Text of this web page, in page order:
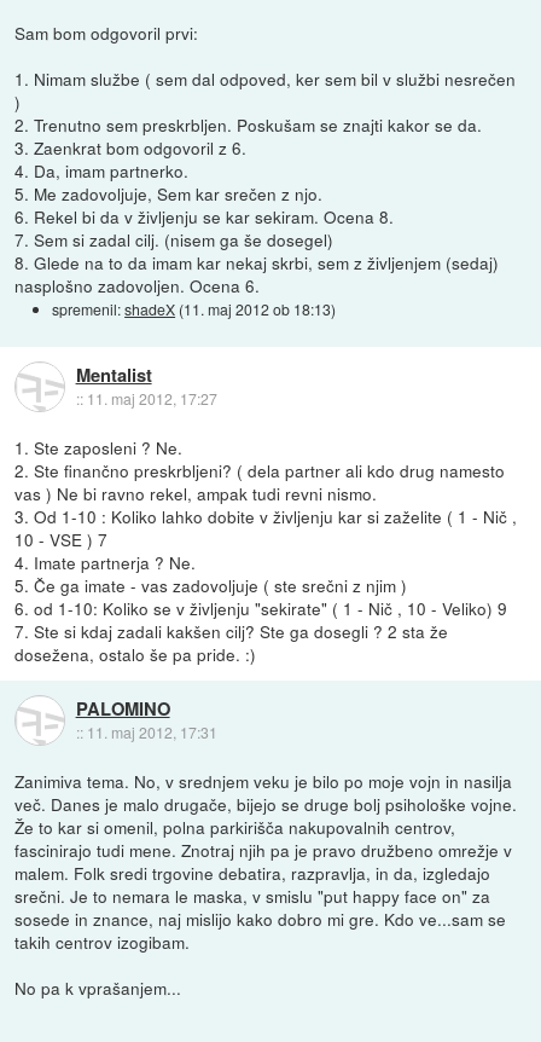
Sam bom odgovoril prvi:
1. Nimam službe ( sem dal odpoved, ker sem bil v službi nesrečen
)
2. Trenutno sem preskrbljen. Poskušam se znajti kakor se da.
3. Zaenkrat bom odgovoril z 6.
4. Da, imam partnerko.
5. Me zadovoljuje, Sem kar srečen z njo.
6. Rekel bi da v življenju se kar sekiram. Ocena 8.
7. Sem si zadal cilj. (nisem ga še dosegel)
8. Glede na to da imam kar nekaj skrbi, sem z življenjem (sedaj)
nasplošno zadovoljen. Ocena 6.
spremenil:shadeX (11. maj 2012 ob 18:13)
Mentalist
:: 11. maj 2012, 17:27
1. Ste zaposleni ? Ne.
2. Ste finančno preskrbljeni? ( dela partner ali kdo drug namesto
vas ) Ne bi ravno rekel, ampak tudi revni nismo.
3. Od 1-10 : Koliko lahko dobite v življenju kar si zaželite ( 1 - Nič ,
10 - VSE ) 7
4. Imate partnerja ? Ne.
5. Če ga imate - vas zadovoljuje ( ste srečni z njim )
6. od 1-10: Koliko se v življenju "sekirate" ( 1 - Nič , 10 - Veliko) 9
7. Ste si kdaj zadali kakšen cilj? Ste ga dosegli ? 2 sta že
dosežena, ostalo še pa pride. :)
PALOMINO
:: 11. maj 2012, 17:31
Zanimiva tema. No, v srednjem veku je bilo po moje vojn in nasilja
več. Danes je malo drugače, bijejo se druge bolj psihološke vojne.
Že to kar si omenil, polna parkirišča nakupovalnih centrov,
fascinirajo tudi mene. Znotraj njih pa je pravo družbeno omrežje v
malem. Folk sredi trgovine debatira, razpravlja, in da, izgledajo
srečni. Je to nemara le maska, v smislu "put happy face on" za
sosede in znance, naj mislijo kako dobro mi gre. Kdo ve...sam se
takih centrov izogibam.
No pa k vprašanjem...